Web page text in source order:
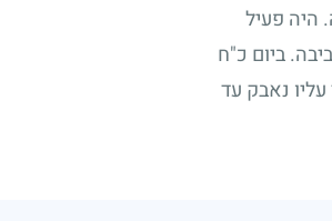
היה פעיל
ביום כ"ח
נאבק עד